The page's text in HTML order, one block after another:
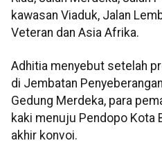
kawasan Viaduk, Jalan
Veteran dan Asia Afrika.
Adhitia menyebut setelah
di Jembatan
Gedung Merdeka, para
kaki menuju Pendopo Kota
akhir konvoi.